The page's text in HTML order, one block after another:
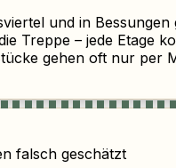
und in Bessungen
Treppe – jede Etage
gehen oft nur per
falsch geschätzt